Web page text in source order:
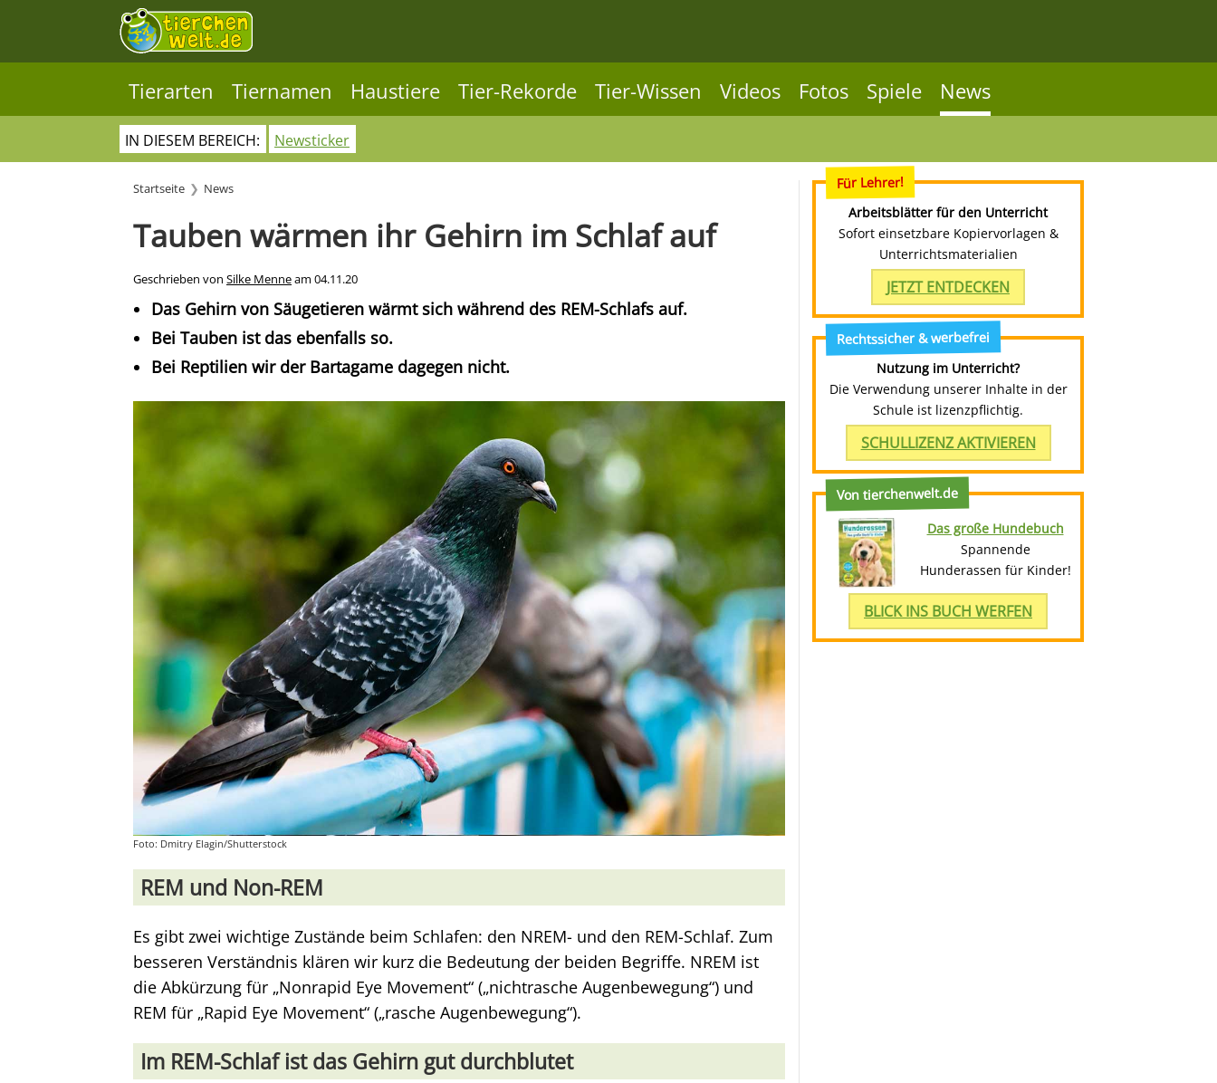
Tierarten Tiernamen Haustiere Tier-Rekorde Tier-Wissen Videos Fotos Spiele News
IN DIESEM BEREICH: Newsticker
Startseite News
Tauben wärmen ihr Gehirn im Schlaf auf
Geschrieben von Silke Menneam 04.11.20
Das Gehirn von Säugetieren wärmt sich während des REM-Schlafs auf.
Bei Tauben ist das ebenfalls so.
Bei Reptilien wir der Bartagame dagegen nicht.
Foto: Dmitry Elagin/Shutterstock
REM und Non-REM
Es gibt zwei wichtige Zustände beim Schlafen: den NREM- und den REM-Schlaf. Zum
besseren Verständnis klären wir kurz die Bedeutung der beiden Begriffe. NREM ist
die Abkürzung für „Nonrapid Eye Movement“ („nichtrasche Augenbewegung“) und
REM für „Rapid Eye Movement“ („rasche Augenbewegung“).
Im REM-Schlaf ist das Gehirn gut durchblutet
Für Lehrer!
Arbeitsblätter für den Unterricht
Sofort einsetzbare Kopiervorlagen &
Unterrichtsmaterialien
JETZT ENTDECKEN
Rechtssicher & werbefrei
Nutzung im Unterricht?
Die Verwendung unserer Inhalte in der
Schule ist lizenzpflichtig.
SCHULLIZENZ AKTIVIEREN
Von tierchenwelt.de
Das große Hundebuch
Spannende
Hunderassen für Kinder!
BLICK INS BUCH WERFEN